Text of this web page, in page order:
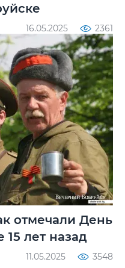
16.05.2025 2361
отмечали День
лет назад
11.05.2025 3548